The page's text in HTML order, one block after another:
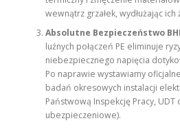
wewnątrz grzałek, wydłużając
Absolutne Bezpieczeństwo
luźnych połączeń PE eliminuje
niebezpiecznego napięcia
Po naprawie wystawiamy
badań okresowych instalacji
Państwową Inspekcję Pracy,
ubezpieczeniowe).